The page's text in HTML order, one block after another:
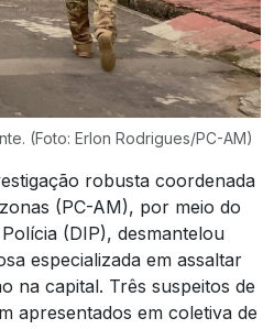
(Foto: Erlon Rodrigues/PC-AM)
robusta coordenada
(PC-AM), por meio do
(DIP), desmantelou
especializada em assaltar
na capital. Três suspeitos de
apresentados em coletiva de